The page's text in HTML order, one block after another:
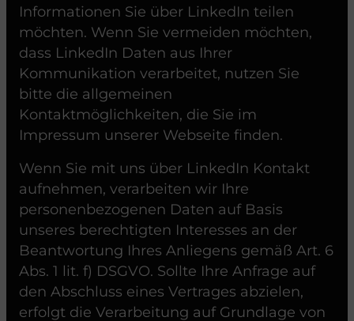
Informationen Sie über LinkedIn teilen
möchten. Wenn Sie vermeiden möchten,
dass LinkedIn Daten aus Ihrer
Kommunikation verarbeitet, nutzen Sie
bitte die allgemeinen
Kontaktmöglichkeiten, die Sie im
Impressum unserer Webseite finden.
Wenn Sie mit uns über LinkedIn Kontakt
aufnehmen, verarbeiten wir Ihre
personenbezogenen Daten auf Basis
unseres berechtigten Interesses an der
Beantwortung Ihres Anliegens gemäß Art. 6
Abs. 1 lit. f) DSGVO. Sollte Ihre Anfrage auf
den Abschluss eines Vertrages abzielen,
erfolgt die Verarbeitung auf Grundlage von